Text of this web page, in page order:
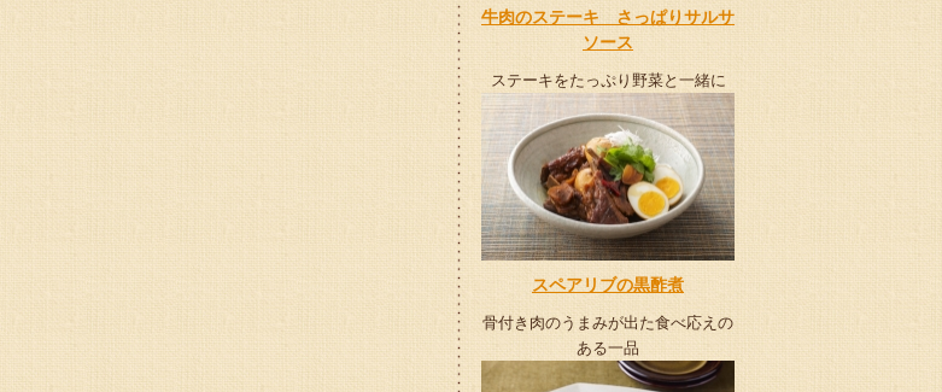
牛肉のステーキ さっぱりサルサ
ソース
ステーキをたっぷり野菜と一緒に
スペアリブの黒酢煮
骨付き肉のうまみが出た食べ応えの
ある一品